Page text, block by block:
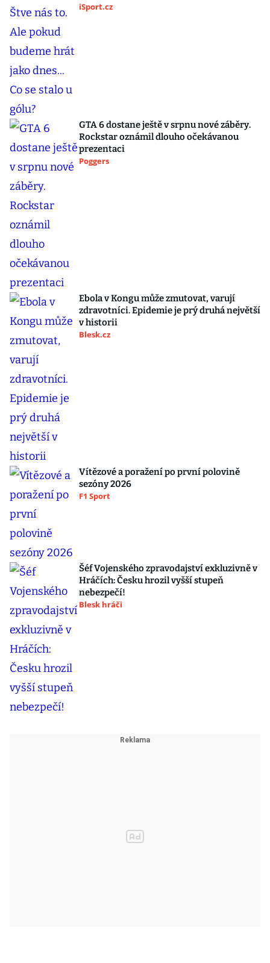
iSport.cz
GTA 6 dostane ještě v srpnu nové záběry.
Rockstar oznámil dlouho očekávanou
prezentaci
Poggers
Ebola v Kongu může zmutovat, varují
zdravotníci. Epidemie je prý druhá největší
v historii
Blesk.cz
Vítězové a poražení po první polovině
sezóny 2026
F1 Sport
Šéf Vojenského zpravodajství exkluzivně v
Hráčích: Česku hrozil vyšší stupeň
nebezpečí!
Blesk hráči